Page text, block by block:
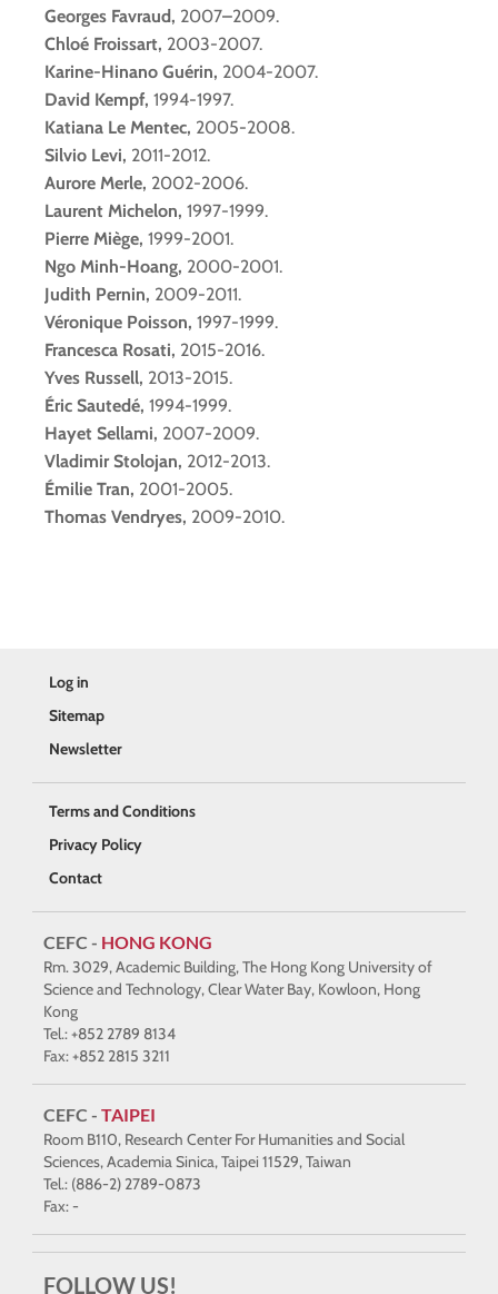
Georges Favraud, 2007–2009.
Chloé Froissart, 2003-2007.
Karine-Hinano Guérin, 2004-2007.
David Kempf, 1994-1997.
Katiana Le Mentec, 2005-2008.
Silvio Levi, 2011-2012.
Aurore Merle, 2002-2006.
Laurent Michelon, 1997-1999.
Pierre Miège, 1999-2001.
Ngo Minh-Hoang, 2000-2001.
Judith Pernin, 2009-2011.
Véronique Poisson, 1997-1999.
Francesca Rosati, 2015-2016.
Yves Russell, 2013-2015.
Éric Sautedé, 1994-1999.
Hayet Sellami, 2007-2009.
Vladimir Stolojan, 2012-2013.
Émilie Tran, 2001-2005.
Thomas Vendryes, 2009-2010.
Log in
Sitemap
Newsletter
Terms and Conditions
Privacy Policy
Contact
CEFC - HONG KONG
Rm. 3029, Academic Building, The Hong Kong University of
Science and Technology, Clear Water Bay, Kowloon, Hong
Kong
Tel.: +852 2789 8134
Fax: +852 2815 3211
CEFC - TAIPEI
Room B110, Research Center For Humanities and Social
Sciences, Academia Sinica, Taipei 11529, Taiwan
Tel.: (886-2) 2789-0873
Fax: -
FOLLOW US!